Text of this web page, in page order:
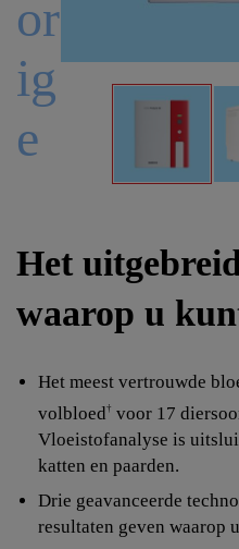
or
ig
e
Het
waarop u
Het meest vertrouwde
volbloed† voor 17
Vloeistofanalyse is
katten en paarden.
Drie geavanceerde
resultaten geven waarop